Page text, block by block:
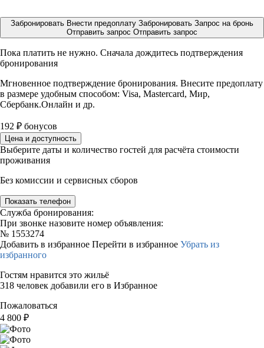
Забронировать Внести предоплату Забронировать Запрос на бронь
Отправить запрос Отправить запрос
Пока платить не нужно. Сначала дождитесь подтверждения
бронирования
Мгновенное подтверждение бронирования. Внесите предоплату
в размере удобным способом: Visa, Mastercard, Мир,
Сбербанк.Онлайн и др.
192 ₽ бонусов
Цена и доступность
Выберите даты и количество гостей для расчёта стоимости
проживания
Без комиссии и сервисных сборов
Показать телефон
Служба бронирования:
При звонке назовите номер объявления:
№ 1553274
Добавить в избранное Перейти в избранное Убрать из
избранного
Гостям нравится это жильё
318 человек добавили его в Избранное
Пожаловаться
4 800 ₽